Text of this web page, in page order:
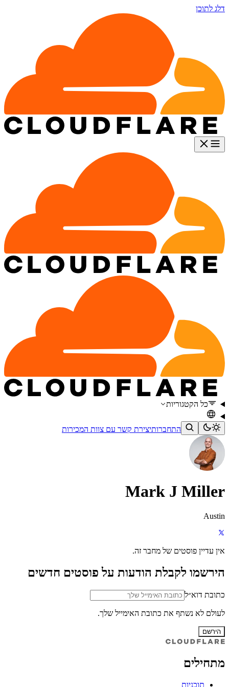
דלג לתוכן
כל הקטגוריות
התחברותיצירת קשר עם צוות המכירות
Mark J Miller
Austin
אין עדיין פוסטים של מחבר זה.
הירשמו לקבלת הודעות על פוסטים חדשים
כתובת דוא״ל
לעולם לא נשתף את כתובת האימייל שלך.
הירשם
מתחילים
תוכניות